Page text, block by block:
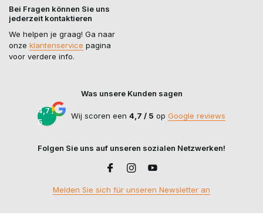
Bei Fragen können Sie uns
jederzeit kontaktieren
We helpen je graag! Ga naar
onze klantenservice pagina
voor verdere info.
Was unsere Kunden sagen
4,7 /
5
Wij scoren een 4,7 / 5 op Google reviews
Folgen Sie uns auf unseren sozialen Netzwerken!
Melden Sie sich für unseren Newsletter an